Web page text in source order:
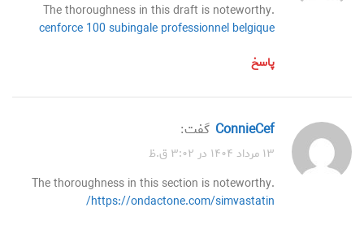
The thoroughness in this draft is noteworthy.
cenforce 100 subingale professionnel belgique
پاسخ
ConnieCef گفت:
۱۳ مرداد ۱۴۰۴ در ۳:۰۲ ق.ظ
The thoroughness in this section is noteworthy.
https://ondactone.com/simvastatin/